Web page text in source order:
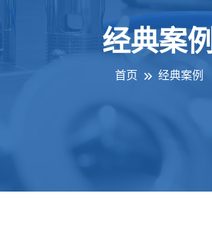
经典案例
首页 经典案例